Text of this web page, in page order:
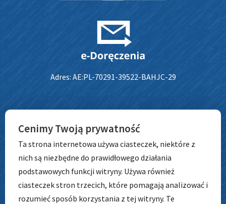
Adres: AE:PL-70291-39522-BAHJC-29
Przedszkole nr 148
ul. Szkocka 64b
54-402 Wrocław
Cenimy Twoją prywatność
Ta strona internetowa używa ciasteczek, niektóre z
nich są niezbędne do prawidłowego działania
podstawowych funkcji witryny. Używa również
ciasteczek stron trzecich, które pomagają analizować i
rozumieć sposób korzystania z tej witryny. Te